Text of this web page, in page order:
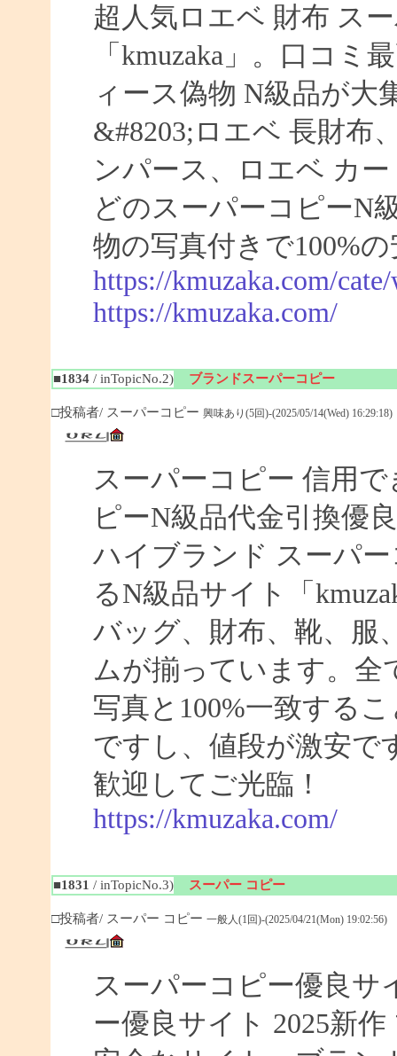
超人気ロエベ 財布 ス
「kmuzaka」。口コミ
ィース偽物 N級品が大
&#8203;ロエベ 長財布
ンパース、ロエベ カ
どのスーパーコピーN
物の写真付きで100%
https://kmuzaka.com/
https://kmuzaka.com/
■1834/ inTopicNo.2) ブランドスーパーコピー
□投稿者/ スーパーコピー 興味あり(5回)-(2025/05/14(Wed) 16:29:18)
スーパーコピー 信用
ピーN級品代金引換優
ハイブランド スーパ
るN級品サイト「
バッグ、財布、靴、服
ムが揃っています。全
写真と100%一致する
ですし、値段が激安で
歓迎してご光臨！
https://kmuzaka.com/
■1831 / inTopicNo.3) スーパー コピー
□投稿者/ スーパー コピー 一般人(1回)-(2025/04/21(Mon) 19:02:56)
スーパーコピー優良サ
ー優良サイト 2025新